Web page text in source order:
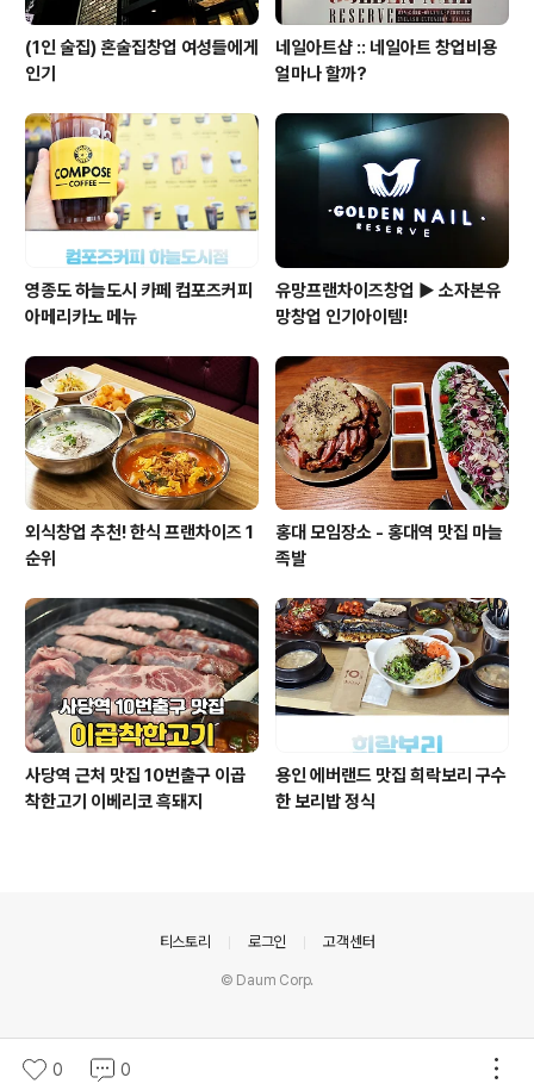
(1인 술집) 혼술집창업 여성들에게
인기
네일아트샵 :: 네일아트 창업비용
얼마나 할까?
영종도 하늘도시 카페 컴포즈커피
아메리카노 메뉴
유망프랜차이즈창업 ▶ 소자본유
망창업 인기아이템!
외식창업 추천! 한식 프랜차이즈 1
순위
홍대 모임장소 - 홍대역 맛집 마늘
족발
사당역 근처 맛집 10번출구 이곱
착한고기 이베리코 흑돼지
용인 에버랜드 맛집 희락보리 구수
한 보리밥 정식
0 0
티스토리 로그인 고객센터
© Daum Corp.